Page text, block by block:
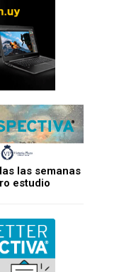
las semanas
estudio